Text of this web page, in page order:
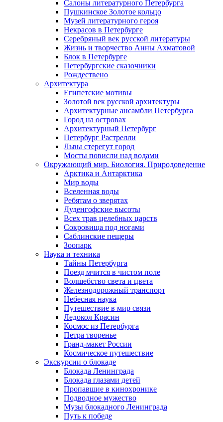
Салоны литературного Петербурга
Пушкинское Золотое кольцо
Музей литературного героя
Некрасов в Петербурге
Серебряный век русской литературы
Жизнь и творчество Анны Ахматовой
Блок в Петербурге
Петербургские сказочники
Рождествено
Архитектура
Египетские мотивы
Золотой век русской архитектуры
Архитектурные ансамбли Петербурга
Город на островах
Архитектурный Петербург
Петербург Растрелли
Львы стерегут город
Мосты повисли над водами
Окружающий мир. Биология. Природоведение
Арктика и Антарктика
Мир воды
Вселенная воды
Ребятам о зверятах
Дуденгофские высоты
Всех трав целебных царств
Сокровища под ногами
Саблинские пещеры
Зоопарк
Наука и техника
Тайны Петербурга
Поезд мчится в чистом поле
Волшебство света и цвета
Железнодорожный транспорт
Небесная наука
Путешествие в мир связи
Ледокол Красин
Космос из Петербурга
Петра творенье
Гранд-макет России
Космическое путешествие
Экскурсии о блокаде
Блокада Ленинграда
Блокада глазами детей
Пропавшие в кинохронике
Подводное мужество
Музы блокадного Ленинграда
Путь к победе